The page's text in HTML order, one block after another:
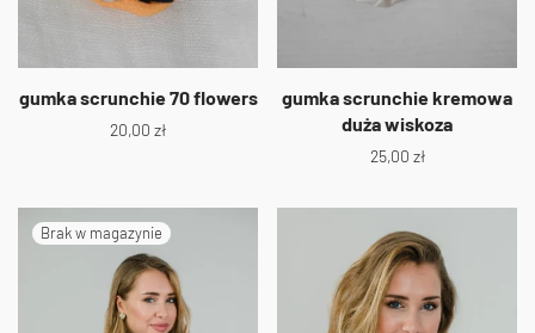
gumka scrunchie 70 flowers
20,00 zł
gumka scrunchie kremowa
duża wiskoza
25,00 zł